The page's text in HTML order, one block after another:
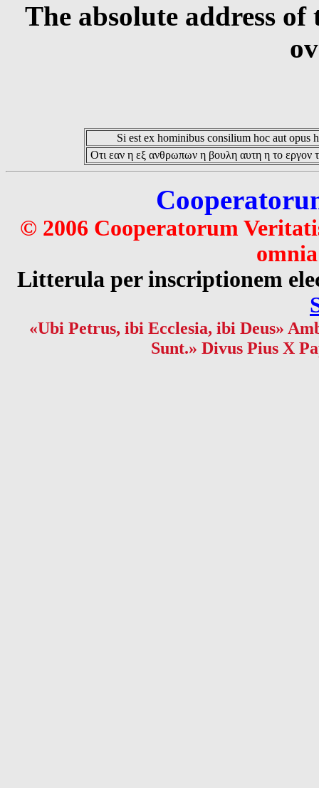
The absolute address
Si est ex hominibus consilium hoc aut opus
Οτι εαν η εξ ανθρωπων η βουλη αυτη η το εργον
© 2006 Cooperatorum
Litterula per inscriptionem
«Ubi Petrus, ibi Ecclesia, ibi Deus»
Sunt.» Divus Pius X